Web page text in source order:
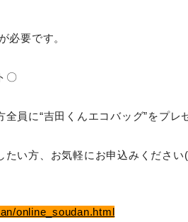
必要です。
〇
員に“吉田くんエコバッグ”をプレ
たい方、お気軽にお申込みくださ
online_soudan.html